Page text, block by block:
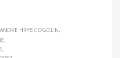
HRYB COGOLIN